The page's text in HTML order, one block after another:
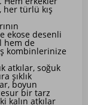
türlü kış
ekose desenli
hem de
kombinlerinize
atkılar, soğuk
şıklık
boyun
bir tarz
kalın atkılar